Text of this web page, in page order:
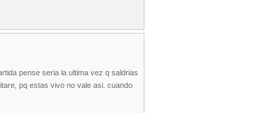
pense seria la ultima vez q saldrias
pq estas vivo no vale asi. cuando